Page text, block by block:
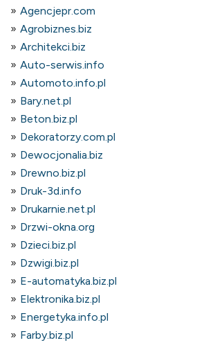
Agencjepr.com
Agrobiznes.biz
Architekci.biz
Auto-serwis.info
Automoto.info.pl
Bary.net.pl
Beton.biz.pl
Dekoratorzy.com.pl
Dewocjonalia.biz
Drewno.biz.pl
Druk-3d.info
Drukarnie.net.pl
Drzwi-okna.org
Dzieci.biz.pl
Dzwigi.biz.pl
E-automatyka.biz.pl
Elektronika.biz.pl
Energetyka.info.pl
Farby.biz.pl